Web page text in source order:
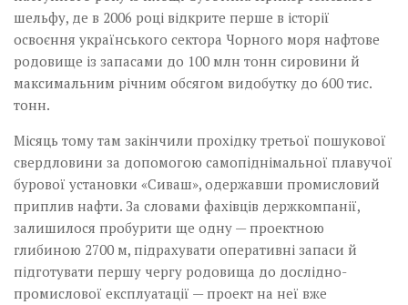
шельфу, де в 2006 році відкрите перше в історії
освоєння українського сектора Чорного моря нафтове
родовище із запасами до 100 млн тонн сировини й
максимальним річним обсягом видобутку до 600 тис.
тонн.
Місяць тому там закінчили прохідку третьої пошукової
свердловини за допомогою самопіднімальної плавучої
бурової установки «Сиваш», одержавши промисловий
приплив нафти. За словами фахівців держкомпанії,
залишилося пробурити ще одну — проектною
глибиною 2700 м, підрахувати оперативні запаси й
підготувати першу чергу родовища до дослідно-
промислової експлуатації — проект на неї вже